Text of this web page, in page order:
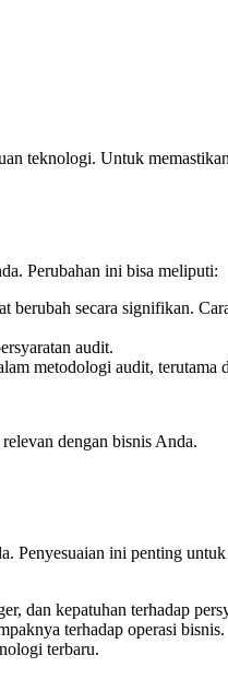
teknologi. Untuk
Perubahan ini bisa meliputi:
berubah secara signifikan.
audit.
metodologi audit, terutama
dengan bisnis Anda.
Penyesuaian ini penting
dan kepatuhan terhadap
terhadap operasi bisnis.
terbaru.